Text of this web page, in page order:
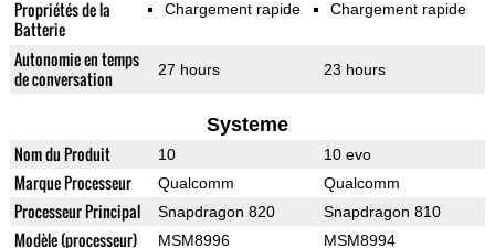
Propriétés de la
Batterie
Chargement rapide Chargement rapide
Autonomie en temps
de conversation
27 hours 23 hours
Systeme
Nom du Produit 10 10 evo
Marque Processeur Qualcomm Qualcomm
Processeur Principal Snapdragon 820 Snapdragon 810
Modèle (processeur) MSM8996 MSM8994